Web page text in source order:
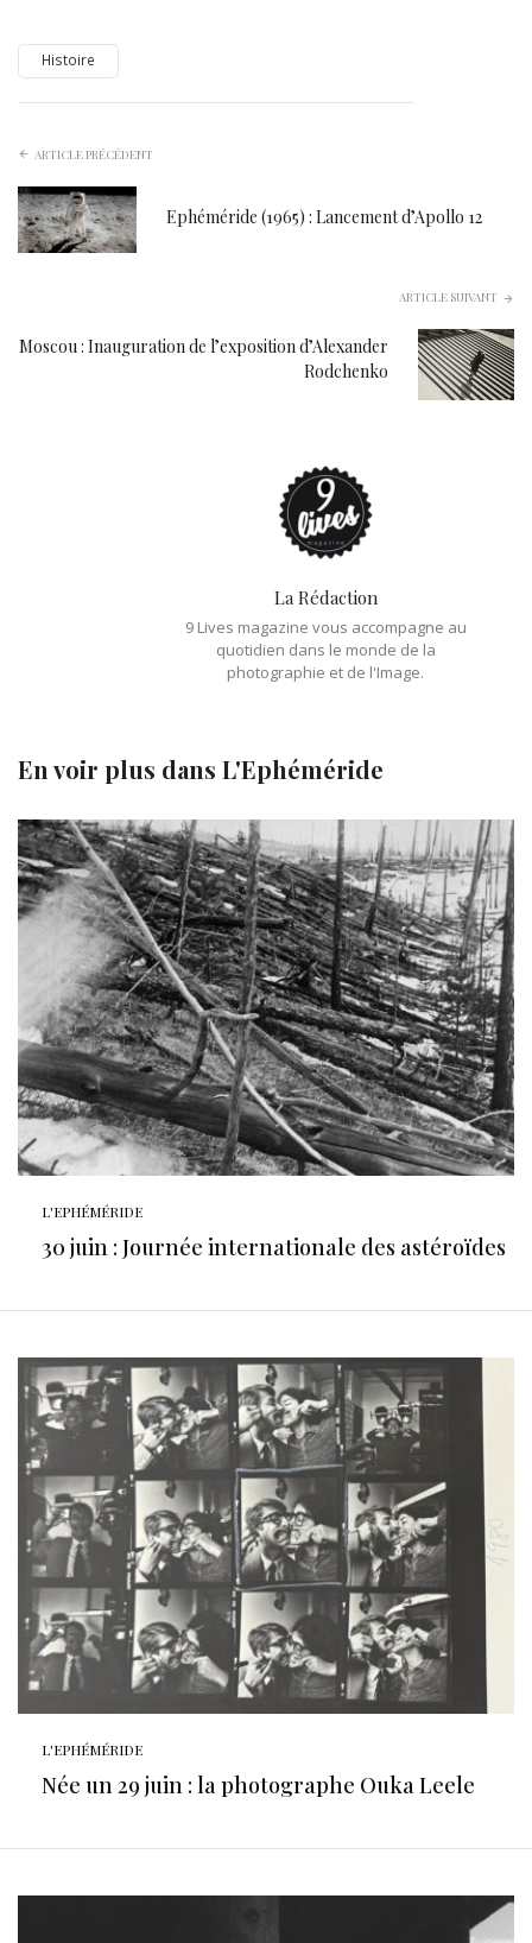
Histoire
ARTICLE PRÉCÉDENT
Ephéméride (1965) : Lancement d’Apollo 12
ARTICLE SUIVANT
Moscou : Inauguration de l’exposition d’Alexander
Rodchenko
La Rédaction
9 Lives magazine vous accompagne au
quotidien dans le monde de la
photographie et de l'Image.
En voir plus dans L'Ephéméride
L'EPHÉMÉRIDE
30 juin : Journée internationale des astéroïdes
L'EPHÉMÉRIDE
Née un 29 juin : la photographe Ouka Leele